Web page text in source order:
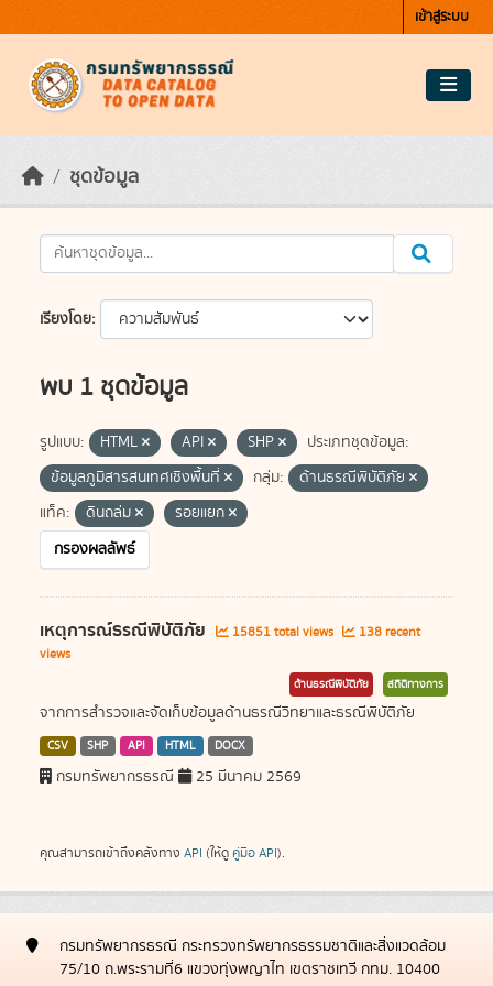
เข้าสู่ระบบ
ชุดข้อมูล
เรียงโดย
พบ 1 ชุดข้อมูล
รูปแบบ: HTML API SHP
ประเภทชุดข้อมูล:
ข้อมูลภูมิสารสนเทศเชิงพื้นที่
กลุ่ม:
ด้านธรณีพิบัติภัย
แท็ค:
ดินถล่ม
รอยแยก
กรองผลลัพธ์
เหตุการณ์ธรณีพิบัติภัย 15851 total views
138 recent
views
ด้านธรณีพิบัติภัย สถิติทางการ
จากการสำรวจและจัดเก็บข้อมูลด้านธรณีวิทยาและธรณีพิบัติภัย
CSV SHP API HTML DOCX
กรมทรัพยากรธรณี 25 มีนาคม 2569
คุณสามารถเข้าถึงคลังทาง API (ให้ดู คู่มือ API).
กรมทรัพยากรธรณี กระทรวงทรัพยากรธรรมชาติและสิ่งแวดล้อม
75/10 ถ.พระรามที่6 แขวงทุ่งพญาไท เขตราชเทวี กทม. 10400